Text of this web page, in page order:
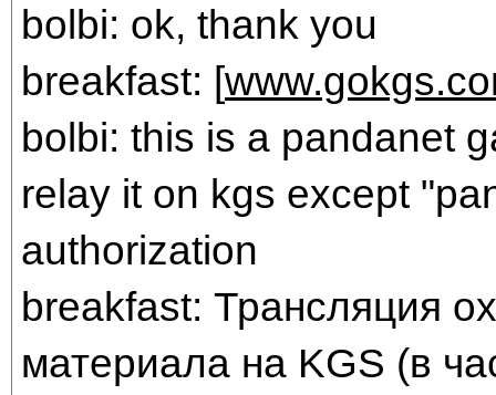
bolbi: ok, thank you
breakfast: [
bolbi: this is a pandanet
relay it on kgs except
authorization
breakfast: Трансляция
материала на KGS (в